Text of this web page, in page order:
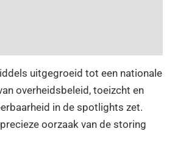
uitgegroeid tot een nationale
overheidsbeleid, toeizcht en
in de spotlights zet.
oorzaak van de storing